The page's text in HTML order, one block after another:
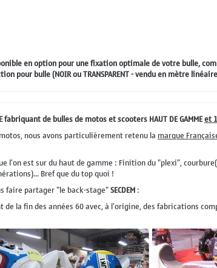
en option pour une fixation optimale de votre bulle,
pour bulle (NOIR ou TRANSPARENT - vendu en mètre
fabriquant de bulles de motos et scooters HAUT DE GAMMEet
nous avons particulièrement retenu lamarque
l'on est sur du haut de gamme : Finition du "plexi",
Bref que du top quoi !
faire partager "le back-stage"SECDEM:
de la fin des années 60 avec, à l'origine, des fabrications